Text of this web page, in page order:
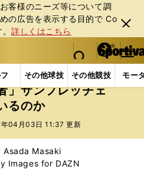
客様のニーズ等について調
の広告を表⽰する⽬的で Co
。詳しくはこちら
閉じ
る
web Sportiva (webスポルティーバ)
検索
マイペ
ー
ジ
メニュ
その他球技 その他競技 モー
Jリーグ他 Jリーグ 予想外
」サンフレッチェ
るのか
04月03日 11:37 更新
Masaki
Images for DAZN